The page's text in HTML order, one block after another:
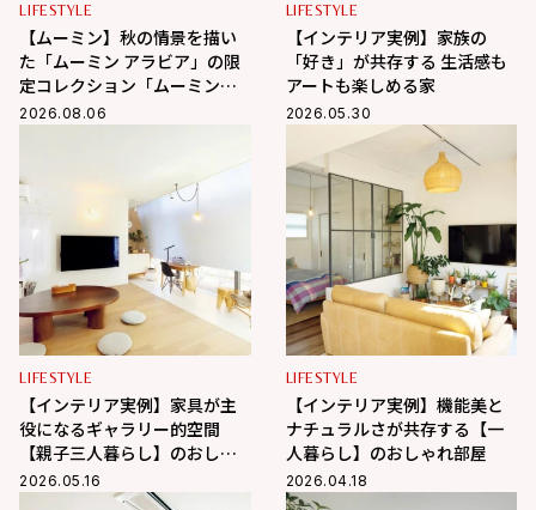
LIFESTYLE
【ムーミン】秋の情景を描い
た「ムーミン アラビア」の限
定コレクション「ムーミンズ
デイ 2026」が8月8日（土）よ
2026.08.06
LIFESTYLE
【インテリア実例】家族の
「好き」が共存する 生活感も
アートも楽しめる家
2026.05.30
LIFESTYLE
【インテリア実例】家具が主
役になるギャラリー的空間
【親子三人暮らし】のおしゃ
れ部屋
2026.05.16
LIFESTYLE
【インテリア実例】機能美と
ナチュラルさが共存する【一
人暮らし】のおしゃれ部屋
2026.04.18